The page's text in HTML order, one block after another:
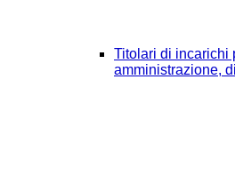
Titolari di incarichi
amministrazione,